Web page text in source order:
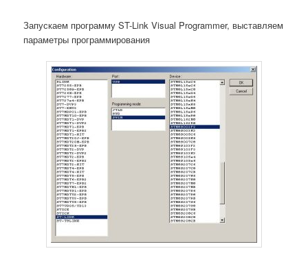
Запускаем программу ST-Link Visual Programmer, выставляем
параметры программирования